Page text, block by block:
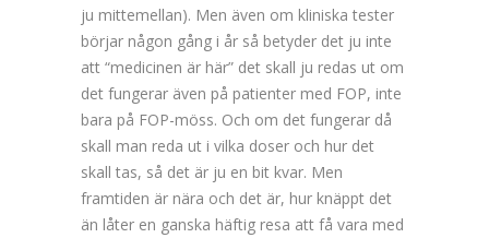
ju mittemellan). Men även om kliniska tester
börjar någon gång i år så betyder det ju inte
att “medicinen är här” det skall ju redas ut om
det fungerar även på patienter med FOP, inte
bara på FOP-möss. Och om det fungerar då
skall man reda ut i vilka doser och hur det
skall tas, så det är ju en bit kvar. Men
framtiden är nära och det är, hur knäppt det
än låter en ganska häftig resa att få vara med